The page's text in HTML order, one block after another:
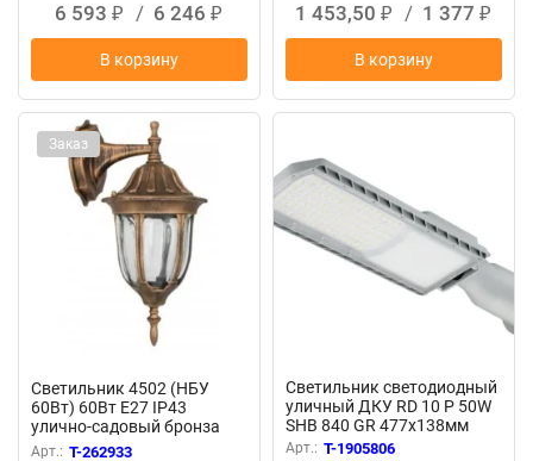
6 593 ₽ / 6 246 ₽
В корзину
1 453,50 ₽ / 1 377 ₽
В корзину
Заказ
Светильник 4502 (НБУ
60Вт) 60Вт E27 IP43
улично-садовый бронза
Camelion 10530
Арт.: T-262933
Светильник светодиодный
уличный ДКУ RD 10 P 50W
SHB 840 GR 477х138мм
50Вт 4000К IP66 консольн.
Арт.: T-1905806